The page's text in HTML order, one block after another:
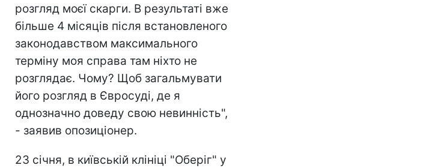
розгляд моєї скарги. В результаті вже
більше 4 місяців після встановленого
законодавством максимального
терміну моя справа там ніхто не
розглядає. Чому? Щоб загальмувати
його розгляд в Євросуді, де я
однозначно доведу свою невинність",
- заявив опозиціонер.
23 січня, в київській клініці "Оберіг" у